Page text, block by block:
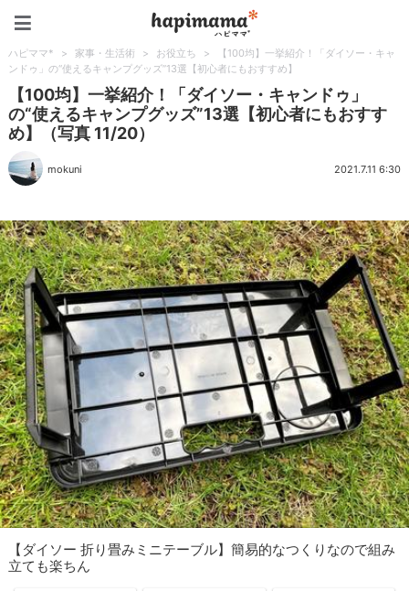
ハピママ* > 家事・生活術 > お役立ち >
【100均】一挙紹介！「ダイソー・キャ
ンドゥ」の“使えるキャンプグッズ”13選【初心者にもおすすめ】
【100均】一挙紹介！「ダイソー・キャンドゥ」
の“使えるキャンプグッズ”13選【初心者にもおすす
め】（写真 11/20）
mokuni 2021.7.11 6:30
【ダイソー 折り畳みミニテーブル】簡易的なつくりなので組み
立ても楽ちん